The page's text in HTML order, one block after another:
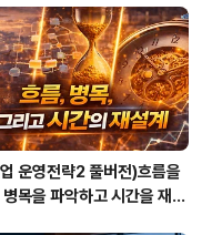
으로 독
우를 배
의인 만
운영전략2 풀버전)흐름을
목을 파악하고 시간을 재설